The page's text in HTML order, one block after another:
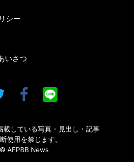
シー
いさつ
載している写真・見出し・記事
使用を禁じます。
© AFPBB News